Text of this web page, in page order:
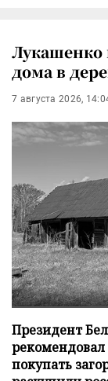
Лукашенко
дома в
7 августа 2026,
Президент
покупать